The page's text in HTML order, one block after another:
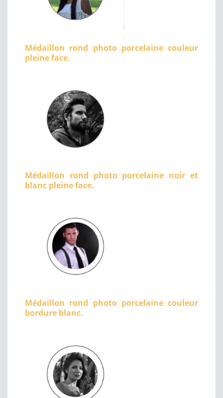
Médaillon rond photo porcelaine couleur
pleine face.
Médaillon rond photo porcelaine noir et
blanc pleine face.
Médaillon rond photo porcelaine couleur
bordure blanc.